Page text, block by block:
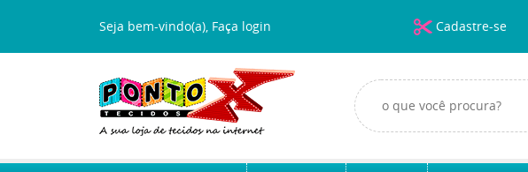
Seja bem-vindo(a), Faça login Cadastre-se